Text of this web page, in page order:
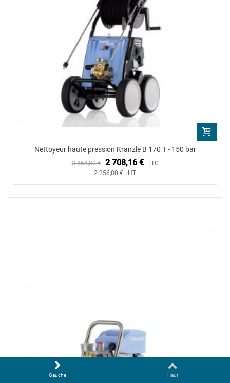
Nettoyeur haute pression Kranzle B 170 T - 150 bar
3 868,80 € 2 708,16 € TTC
2 256,80 € HT
Gauche Haut